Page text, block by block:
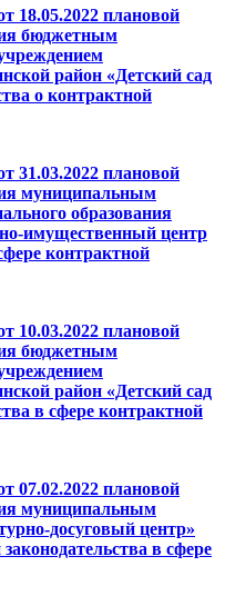
18.05.2022 плановой
бюджетным
район «Детский сад
о контрактной
31.03.2022 плановой
муниципальным
образования
имущественный центр
контрактной
10.03.2022 плановой
бюджетным
район «Детский сад
в сфере контрактной
07.02.2022 плановой
муниципальным
досуговый центр»
в сфере